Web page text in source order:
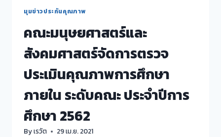
มุมข่าวประกันคุณภาพ
คณะมนุษยศาสตร์และ
สังคมศาสตร์จัดการตรวจ
ประเมินคุณภาพการศึกษา
ภายใน ระดับคณะ ประจำปีการ
ศึกษา 2562
Byเรวัต 29 เม.ย. 2021